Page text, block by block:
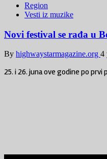
Region
Vesti iz muzike
Novi festival se rađa u
By highwaystarmagazine.org 4
25. i 26. juna ove godine po